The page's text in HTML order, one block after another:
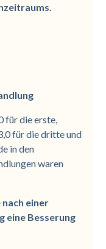
für die erste,
für die dritte und
in den
waren
einer
eine Besserung